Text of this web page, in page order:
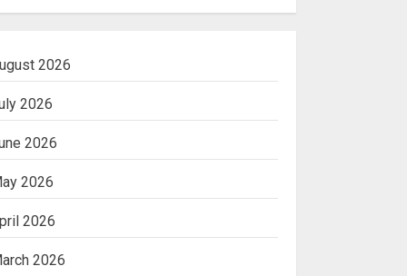
2026
2026
2026
2026
2026
2026